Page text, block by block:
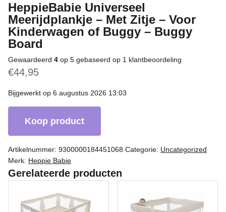
HeppieBabie Universeel
Meerijdplankje – Met Zitje – Voor
Kinderwagen of Buggy – Buggy
Board
Gewaardeerd 4 op 5 gebaseerd op 1 klantbeoordeling
€44,95
Bijgewerkt op 6 augustus 2026 13:03
Koop product
Artikelnummer: 9300000184451068 Categorie: Uncategorized
Merk: Heppie Babie
Gerelateerde producten